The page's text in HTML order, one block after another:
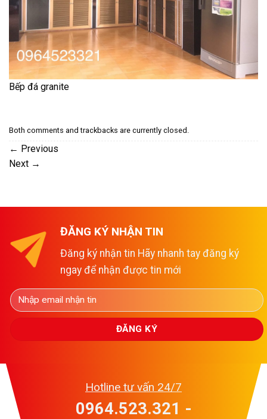
Bếp đá granite
Both comments and trackbacks are currently closed.
← Previous
Next →
ĐĂNG KÝ NHẬN TIN
Đăng ký nhận tin Hãy nhanh tay đăng ký
ngay để nhận được tin mới
Hotline tư vấn 24/7
0964.523.321 -